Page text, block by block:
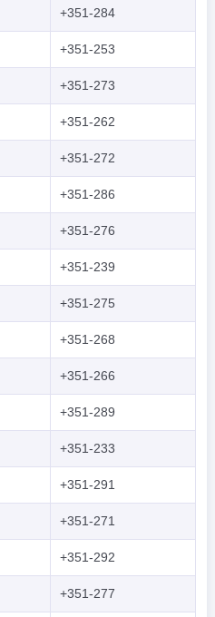
+351-284
+351-253
+351-273
+351-262
+351-272
+351-286
+351-276
+351-239
+351-275
+351-268
+351-266
+351-289
+351-233
+351-291
+351-271
+351-292
+351-277